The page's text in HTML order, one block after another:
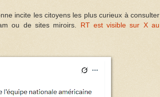
incite les citoyens les plus curieux à consulter
ou de sites miroirs.
RT est visible sur X au